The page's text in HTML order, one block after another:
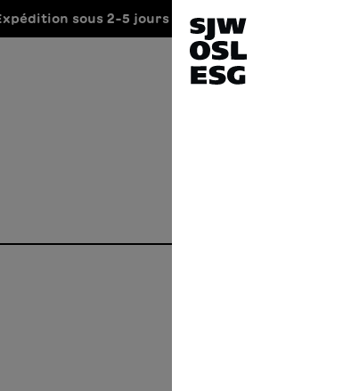
sous 2-5 jours ouvrés